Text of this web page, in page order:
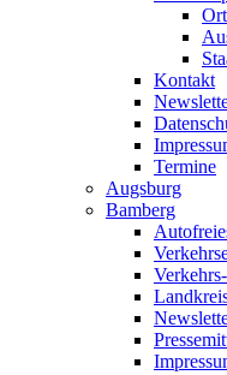
Kontakt
Termine
Augsburg
Bamberg